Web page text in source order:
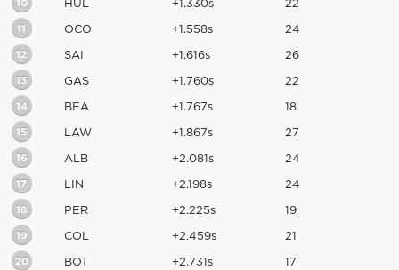
10 HUL +1.330s 22
11 OCO +1.558s 24
12 SAI +1.616s 26
13 GAS +1.760s 22
14 BEA +1.767s 18
15 LAW +1.867s 27
16 ALB +2.081s 24
17 LIN +2.198s 24
18 PER +2.225s 19
19 COL +2.459s 21
20 BOT +2.731s 17